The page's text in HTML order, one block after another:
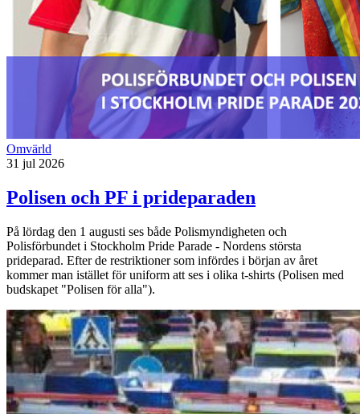
Omvärld
31 jul 2026
Polisen och PF i prideparaden
På lördag den 1 augusti ses både Polismyndigheten och
Polisförbundet i Stockholm Pride Parade - Nordens största
prideparad. Efter de restriktioner som infördes i början av året
kommer man istället för uniform att ses i olika t-shirts (Polisen med
budskapet "Polisen för alla").